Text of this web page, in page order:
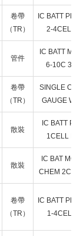
卷帶
（TR）
IC BATT
2-4CEL
管件
IC BATT
6-10C
卷帶
（TR）
SINGLE
GAUGE
散裝
IC BATT
1CELL
散裝
IC BAT
CHEM 2C
卷帶
（TR）
IC BATT
1-4CEL